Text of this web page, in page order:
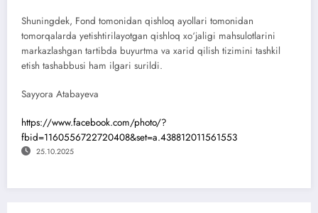
Shuningdek, Fond tomonidan qishloq ayollari tomonidan
tomorqalarda yetishtirilayotgan qishloq xo‘jaligi mahsulotlarini
markazlashgan tartibda buyurtma va xarid qilish tizimini tashkil
etish tashabbusi ham ilgari surildi.
Sayyora Atabayeva
https://www.facebook.com/photo/?
fbid=1160556722720408&set=a.438812011561553
25.10.2025